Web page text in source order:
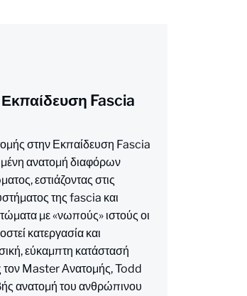
Fascia
στην Εκπαίδευση Fascia
ανατομή διαφόρων
εστιάζοντας στις
της fascia και
με «νωπούς» ιστούς οι
κατεργασία και
εύκαμπτη κατάστασή
τον Master Ανατομής, Todd
ανατομή του ανθρώπινου